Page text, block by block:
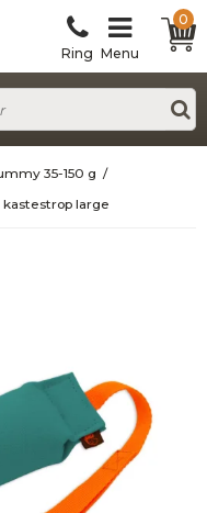
Ring Menu
0
35-150 g /
large